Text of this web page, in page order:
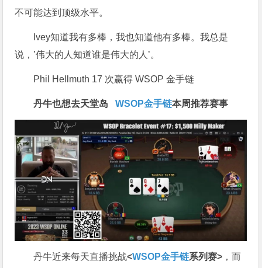
不可能达到顶级水平。
Ivey知道我有多棒，我也知道他有多棒。我总是
说，’伟大的人知道谁是伟大的人’。
Phil Hellmuth 17 次赢得 WSOP 金手链
丹牛也想去天堂岛WSOP金手链本周推荐赛事
丹牛近来每天直播挑战<WSOP金手链系列赛> ，而